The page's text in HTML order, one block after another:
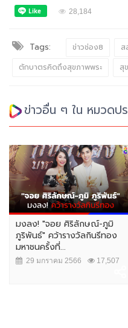
28,184
Tags: ข่าวช่อง8 ส
ตักบาตรคิดถึงสุขภาพพระ
สุ
ข่าวอื่น ๆ ใน หมวดป
มงลง! "จอย ศิริลักษณ์-ภูมิ
ภูริพันธ์" คว้ารางวัลกินรีทอง
มหาชนครั้งที่...
29 มกราคม 2566 17,507